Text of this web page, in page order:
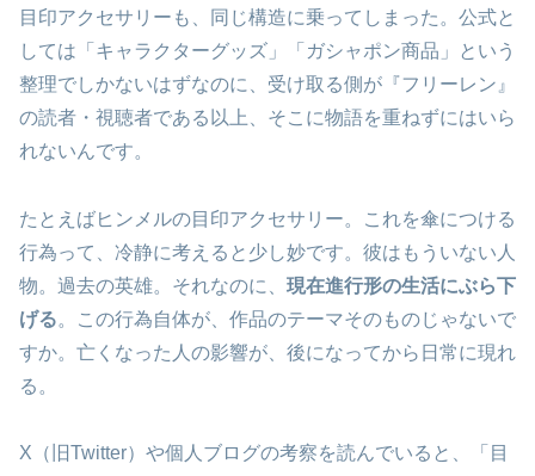
目印アクセサリーも、同じ構造に乗ってしまった。公式と
しては「キャラクターグッズ」「ガシャポン商品」という
整理でしかないはずなのに、受け取る側が『フリーレン』
の読者・視聴者である以上、そこに物語を重ねずにはいら
れないんです。
たとえばヒンメルの目印アクセサリー。これを傘につける
行為って、冷静に考えると少し妙です。彼はもういない人
物。過去の英雄。それなのに、 現在進行形の生活にぶら下
げる。この行為自体が、作品のテーマそのものじゃないで
すか。亡くなった人の影響が、後になってから日常に現れ
る。
X（旧Twitter）や個人ブログの考察を読んでいると、「目